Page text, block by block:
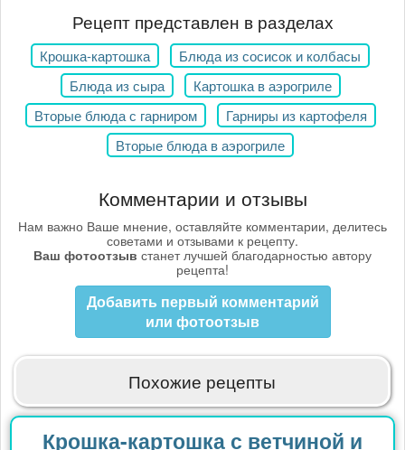
Рецепт представлен в разделах
Крошка-картошка
Блюда из сосисок и колбасы
Блюда из сыра
Картошка в аэрогриле
Вторые блюда с гарниром
Гарниры из картофеля
Вторые блюда в аэрогриле
Комментарии и отзывы
Нам важно Ваше мнение, оставляйте комментарии, делитесь
советами и отзывами к рецепту.
Ваш фотоотзыв станет лучшей благодарностью автору
рецепта!
Добавить первый комментарий
или фотоотзыв
Похожие рецепты
Крошка-картошка с ветчиной и